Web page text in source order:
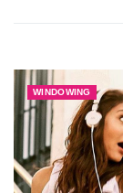
WINDOWING